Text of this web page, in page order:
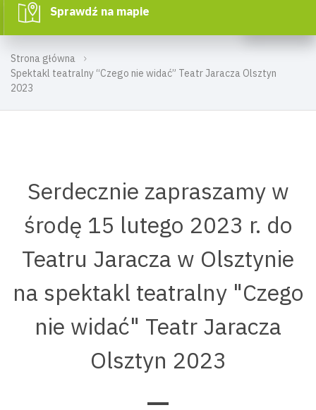
Strona główna
Spektakl teatralny “Czego nie widać” Teatr Jaracza Olsztyn
2023
Sprawdź na mapie
Serdecznie zapraszamy w
środę 15 lutego 2023 r. do
Teatru Jaracza w Olsztynie
na spektakl teatralny "Czego
nie widać" Teatr Jaracza
Olsztyn 2023